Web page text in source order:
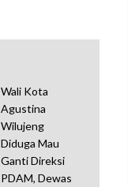
Wali Kota
Agustina
Wilujeng
Diduga Mau
Ganti Direksi
PDAM, Dewas